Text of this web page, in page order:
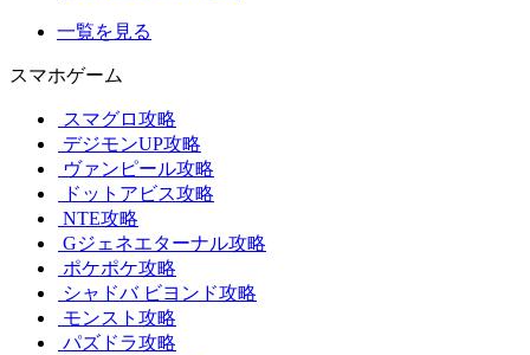
一覧を見る
スマホゲーム
スマグロ攻略
デジモンUP攻略
ヴァンピール攻略
ドットアビス攻略
NTE攻略
Gジェネエターナル攻略
ポケポケ攻略
シャドバ ビヨンド攻略
モンスト攻略
パズドラ攻略